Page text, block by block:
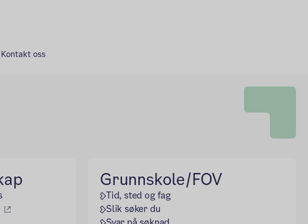
Kontakt oss
(ekstern lenke)
Grunnskole/FOV
Tid, sted og fag
Slik søker du